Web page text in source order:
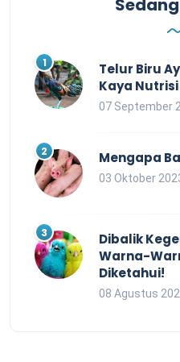
Telur Biru
Kaya Nutrisi
07 September
Mengapa
03 Oktober
Dibalik
Warna-
Diketahui!
08 Agustus